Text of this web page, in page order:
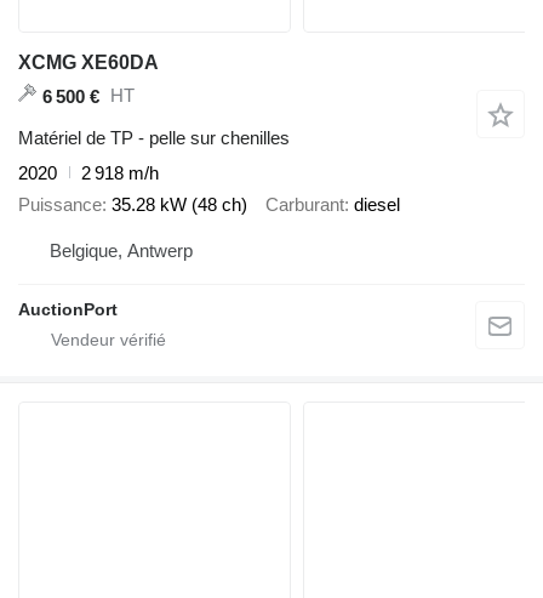
XCMG XE60DA
6 500 € HT
Matériel de TP - pelle sur chenilles
2020
2 918 m/h
Puissance 35.28 kW (48 ch) Carburant diesel
Belgique, Antwerp
AuctionPort